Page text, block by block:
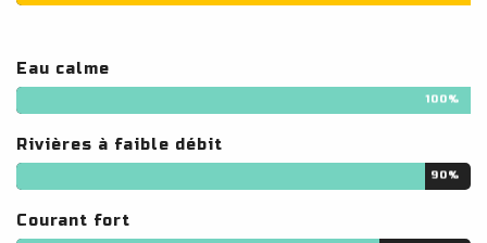
Eau calme
100%
Rivières à faible débit
90%
Courant fort